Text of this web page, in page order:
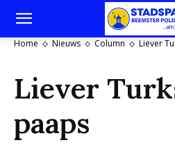
Home Nieuws Column Liever
Liever
paaps